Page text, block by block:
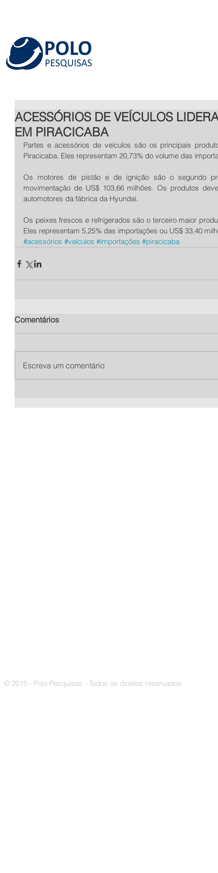
ACESSÓRIOS DE VEÍCULOS
EM PIRACICABA
Partes e acessórios de veículos são os principais
Piracicaba. Eles representam 20,73% do volume das
Os motores de pistão e de ignição são o segundo
movimentação de US$ 103,66 milhões. Os produtos
automotores da fábrica da Hyundai.
Os peixes frescos e refrigerados são o terceiro maior
Eles representam 5,25% das importações ou US$ 33,40
#acessórios #veículos #importações #piracicaba
Comentários
Escreva um comentário
© 2015 - Polo Pesquisas - Todos os direitos reservados